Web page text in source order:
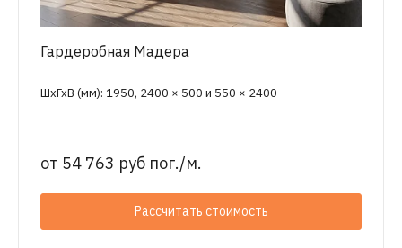
Гардеробная Мадера
ШхГхВ (мм): 1950, 2400 × 500 и 550 × 2400
от 54 763 руб пог./м.
Рассчитать стоимость